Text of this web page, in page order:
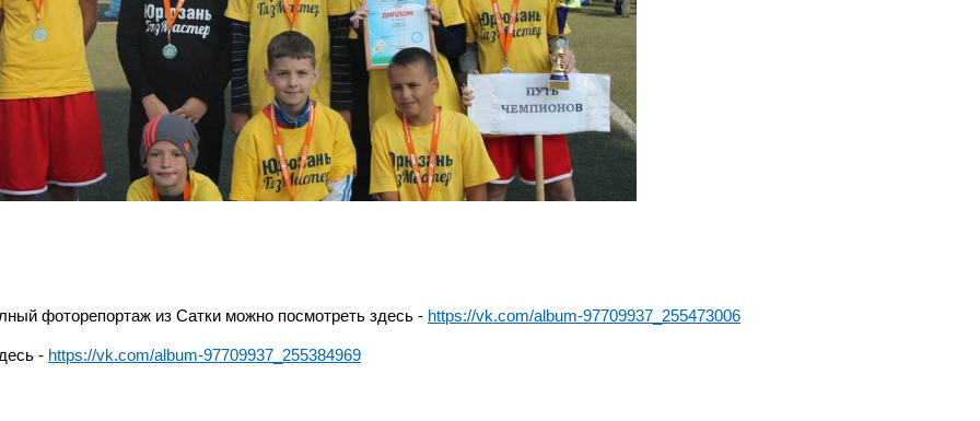
фоторепортаж из Сатки можно посмотреть здесь - https://vk.com/album-97709937_255473006
- https://vk.com/album-97709937_255384969